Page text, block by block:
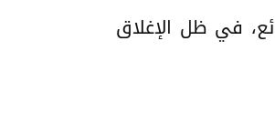
في ظل الإغلاق